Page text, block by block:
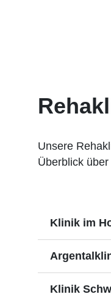
Unsere
Überblick
Klinik im
Klinik